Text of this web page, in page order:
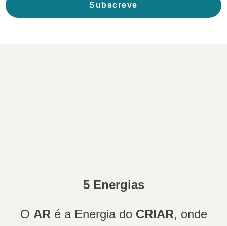
Subscreve
5 Energias
O AR é a Energia do CRIAR, onde